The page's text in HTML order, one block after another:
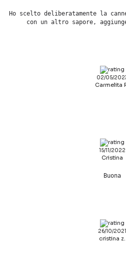
Ho scelto deliberatamente la
con un altro sapore,
02/05/
Carmelita
15/11/2022
Cristina
Buona
26/10/2021
cristina z.